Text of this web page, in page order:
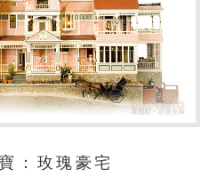
：玫瑰豪宅